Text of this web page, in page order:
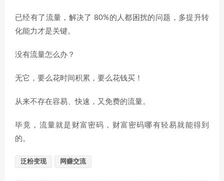
已经有了流量，解决了 80%的人都困扰的问题，多提升转
化能力才是关键。
没有流量怎么办？
无它，要么花时间积累，要么花钱买！
从来不存在容易、快速，又免费的流量。
毕竟，流量就是财富密码，财富密码哪有轻易就能得到
的。
泛粉变现 网赚交流